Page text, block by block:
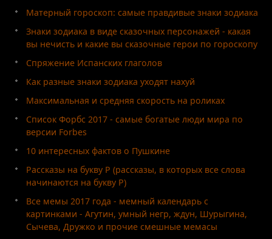
Матерный гороскоп: самые правдивые знаки зодиака
Знаки зодиака в виде сказочных персонажей - какая
вы нечисть и какие вы сказочные герои по гороскопу
Спряжение Испанских глаголов
Как разные знаки зодиака уходят нахуй
Максимальная и средняя скорость на роликах
Список Форбс 2017 - самые богатые люди мира по
версии Forbes
10 интересных фактов о Пушкине
Рассказы на букву Р (рассказы, в которых все слова
начинаются на букву Р)
Все мемы 2017 года - мемный календарь с
картинками - Агутин, умный негр, ждун, Шурыгина,
Сычева, Дружко и прочие смешные мемасы